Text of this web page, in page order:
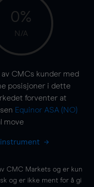
0%
N/A
av CMCs kunder med
posisjoner i dette
forventer at
Equinor ASA (NO)
move
CMC Markets og er kun
og er ikke ment for å gi